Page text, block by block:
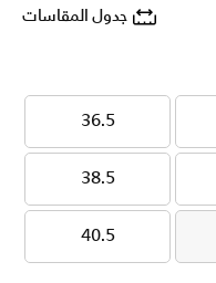
جدول المقاسات
36.5
36.5
38.5
38.5
40.5
40.5